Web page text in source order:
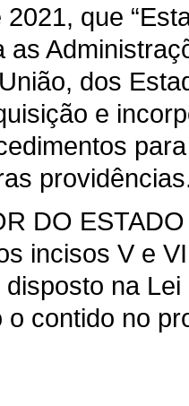
que
as
dos
e
DO
incisos V e
na
contido no